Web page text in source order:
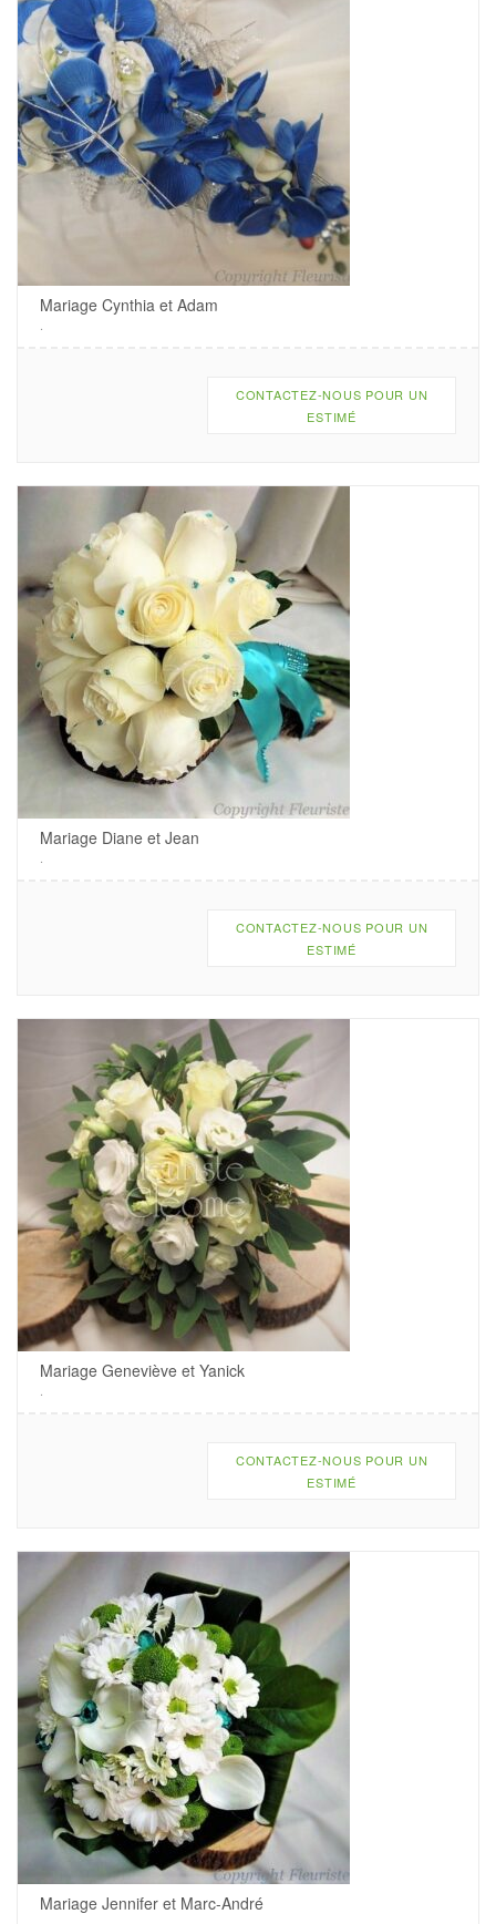
Mariage Cynthia et Adam
CONTACTEZ-NOUS POUR UN
ESTIMÉ
Mariage Diane et Jean
CONTACTEZ-NOUS POUR UN
ESTIMÉ
Mariage Geneviève et Yanick
CONTACTEZ-NOUS POUR UN
ESTIMÉ
Mariage Jennifer et Marc-André